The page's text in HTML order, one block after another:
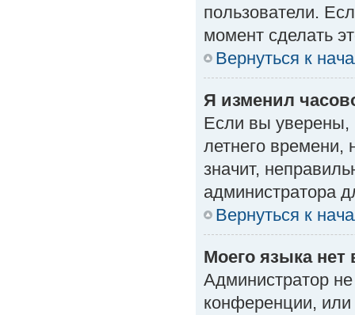
пользователи.
момент сделать
Вернуться к
Я изменил
Если вы уверены,
летнего времени,
значит,
администратора
Вернуться к
Моего языка нет
Администратор
конференции,